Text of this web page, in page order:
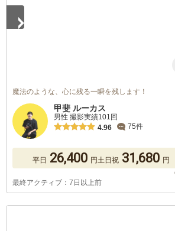
魔法のような、心に残る一瞬を残します！
甲斐 ルーカス
男性 撮影実績101回
4.96
75件
平日 26,400 円土日祝 31,680 円
最終アクティブ：7日以上前